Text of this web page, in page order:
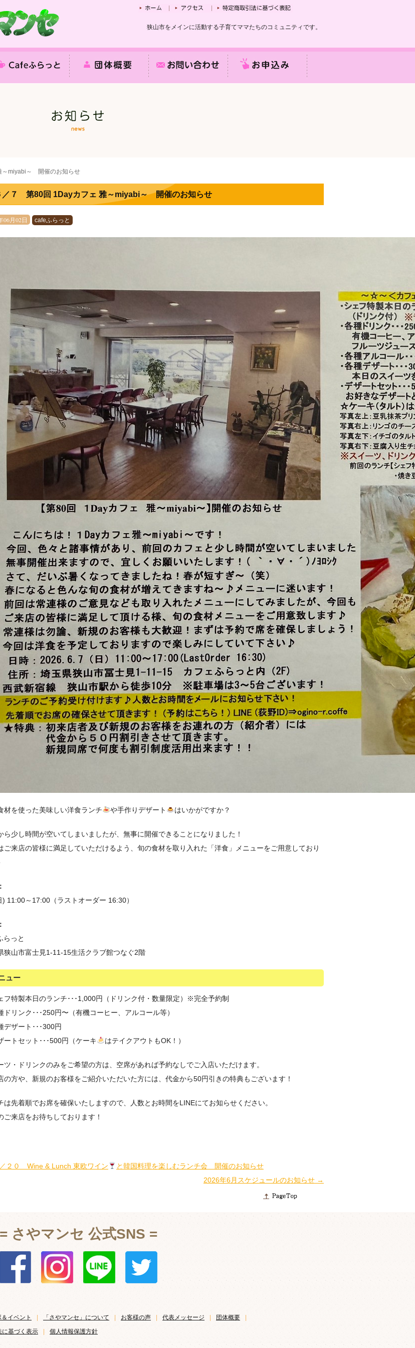
狭山市をメインに活動する子育てママたちのコミュニティです。
～miyabi～ 開催のお知らせ
／７ 第80回 1Dayカフェ 雅～miyabi～ 開催のお知らせ
06月02日 cafeふらっと
材を使った美味しい洋食ランチ や手作りデザート はいかがですか？
ら少し時間が空いてしまいましたが、無事に開催できることになりました！
ご来店の皆様に満足していただけるよう、旬の食材を取り入れた「洋食」メニューをご用意しており
) 11:00～17:00（ラストオーダー 16:30）
らっと
狭山市富士見1-11-15生活クラブ館つなぐ2階
ュー
フ特製本日のランチ･･･1,000円（ドリンク付・数量限定）※完全予約制
ドリンク･･･250円〜（有機コーヒー、アルコール等）
デザート･･･300円
ートセット･･･500円（ケーキ
はテイクアウトもOK！）
ツ・ドリンクのみをご希望の方は、空席があれば予約なしでご入店いただけます。
の方や、新規のお客様をご紹介いただいた方には、代金から50円引きの特典もございます！
は先着順でお席を確保いたしますので、人数とお時間をLINEにてお知らせください。
ご来店をお待ちしております！
２０ Wine & Lunch 東欧ワイン
と韓国料理を楽しむランチ会 開催のお知らせ
2026年6月スケジュールのお知らせ →
= さやマンセ 公式SNS =
イベント 「さやマンセ」について お客様の声 代表メッセージ 団体概要
に基づく表示 個人情報保護方針